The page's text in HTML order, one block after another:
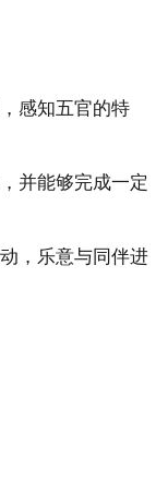
感知五官的特
并能够完成一定
，乐意与同伴进